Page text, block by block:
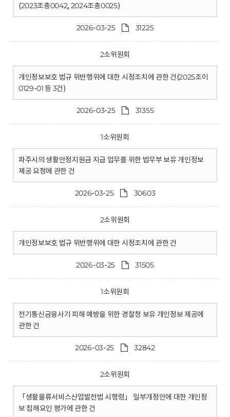
(2023조총0042, 2024조총0025)
2026-03-25 31225
2소위원회
개인정보보호 법규 위반행위에 대한 시정조치에 관한 건(2025조이
0129-01 등 3건)
2026-03-25 31355
1소위원회
파주시의 생활안정지원금 지급 업무를 위한 법무부 보유 개인정보
제공 요청에 관한 건
2026-03-25 30603
2소위원회
개인정보보호 법규 위반행위에 대한 시정조치에 관한 건
2026-03-25 31505
1소위원회
전기통신금융사기 피해 예방을 위한 경찰청 보유 개인정보 제공에
관한 건
2026-03-25 32842
2소위원회
「생활물류서비스산업발전법 시행령」 일부개정안에 대한 개인정
보 침해요인 평가에 관한 건